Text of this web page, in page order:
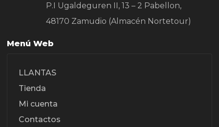
P.I Ugaldeguren II, 13 – 2 Pabellon,
48170 Zamudio (Almacén Nortetour)
Menú Web
LLANTAS
Tienda
Mi cuenta
Contactos